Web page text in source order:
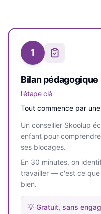
1
Bilan
l'étape clé
Tout commence par
Un conseiller Skoolup
enfant pour
ses blocages.
En 30 minutes, on
travailler — c'est ce que
bien.
💡 Gratuit, sans